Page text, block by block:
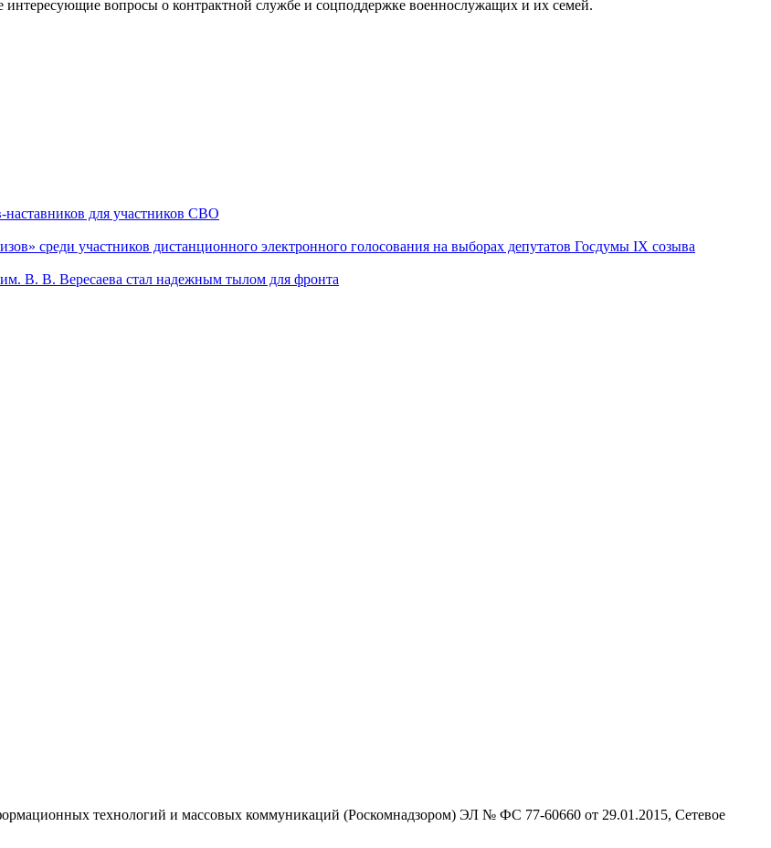
интересующие вопросы о контрактной службе и соцподдержке военнослужащих и их семей.
для участников СВО
среди участников дистанционного электронного голосования на выборах депутатов Госдумы IX созыва
В. В. Вересаева стал надежным тылом для фронта
технологий и массовых коммуникаций (Роскомнадзором) ЭЛ № ФС 77-60660 от 29.01.2015, Сетевое